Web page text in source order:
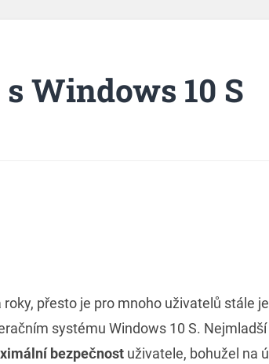
Windows 10 S
přesto je pro mnoho uživatelů stále
systému Windows 10 S. Nejmladší
bezpečnostuživatele, bohužel na